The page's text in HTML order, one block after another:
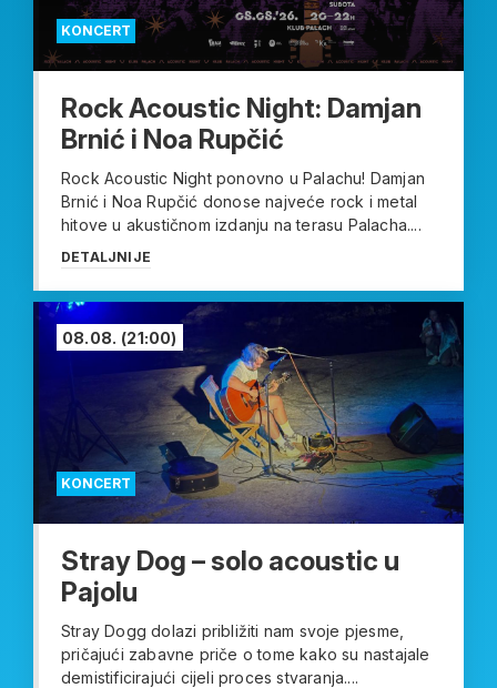
KONCERT
Rock Acoustic Night: Damjan
Brnić i Noa Rupčić
Rock Acoustic Night ponovno u Palachu! Damjan
Brnić i Noa Rupčić donose najveće rock i metal
hitove u akustičnom izdanju na terasu Palacha....
DETALJNIJE
KONCERT
08.08. (21:00)
Stray Dog – solo acoustic u
Pajolu
Stray Dogg dolazi približiti nam svoje pjesme,
pričajući zabavne priče o tome kako su nastajale
demistificirajući cijeli proces stvaranja....